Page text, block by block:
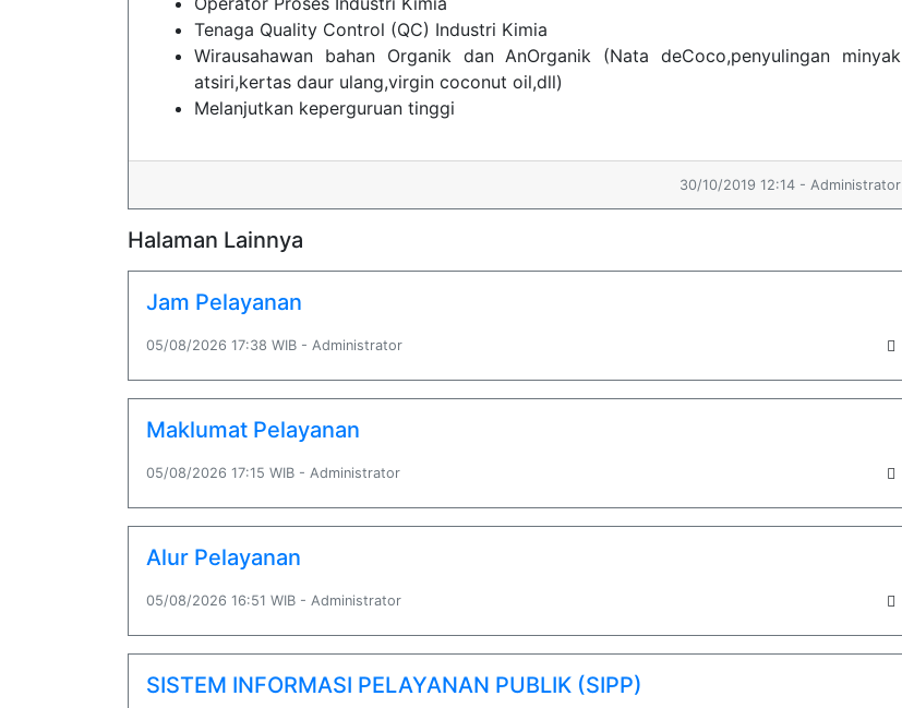
Tenaga Quality Control (QC) Industri Kimia
Wirausahawan bahan Organik dan AnOrganik (Nata deCoco,penyulingan minyak
atsiri,kertas daur ulang,virgin coconut oil,dll)
Melanjutkan keperguruan tinggi
30/10/2019 12:14 - Administrator
Halaman Lainnya
Jam Pelayanan
05/08/2026 17:38 WIB - Administrator
Maklumat Pelayanan
05/08/2026 17:15 WIB - Administrator
Alur Pelayanan
05/08/2026 16:51 WIB - Administrator
SISTEM INFORMASI PELAYANAN PUBLIK (SIPP)